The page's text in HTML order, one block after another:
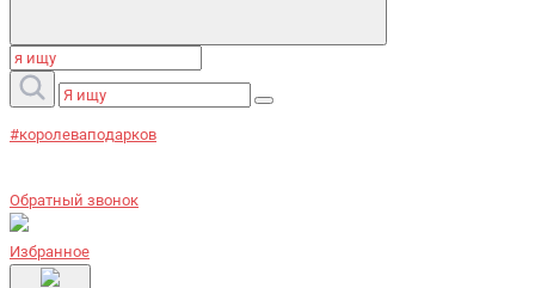
#королеваподарков
Обратный звонок
Избранное